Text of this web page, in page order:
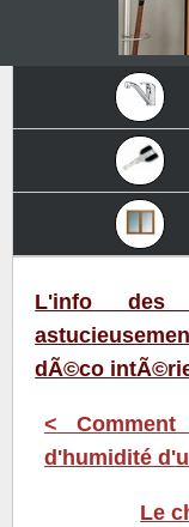
L'info des
dÃ©co
<
d'humidité
Le